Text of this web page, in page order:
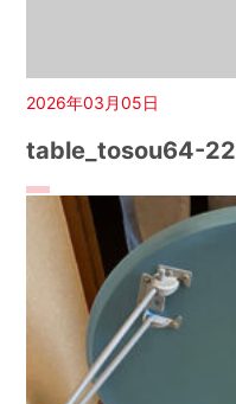
2026年03月05日
table_tosou64-22